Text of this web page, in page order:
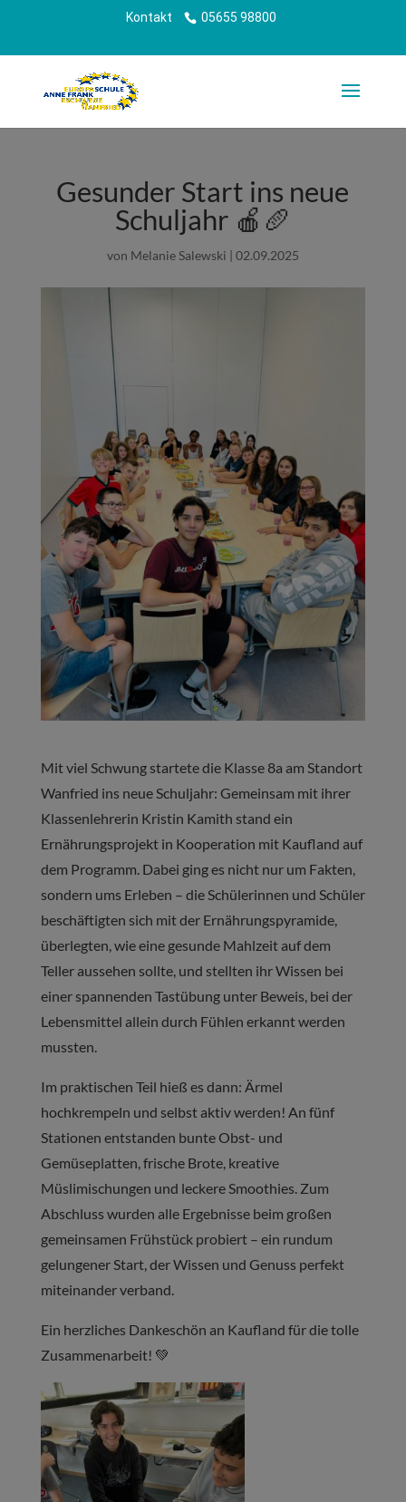
Kontakt 05655 98800
Gesunder Start ins neue
Schuljahr 🍎🥖
von Melanie Salewski | 02.09.2025
Mit viel Schwung startete die Klasse 8a am Standort
Wanfried ins neue Schuljahr: Gemeinsam mit ihrer
Klassenlehrerin Kristin Kamith stand ein
Ernährungsprojekt in Kooperation mit Kaufland auf
dem Programm. Dabei ging es nicht nur um Fakten,
sondern ums Erleben – die Schülerinnen und Schüler
beschäftigten sich mit der Ernährungspyramide,
überlegten, wie eine gesunde Mahlzeit auf dem
Teller aussehen sollte, und stellten ihr Wissen bei
einer spannenden Tastübung unter Beweis, bei der
Lebensmittel allein durch Fühlen erkannt werden
mussten.
Im praktischen Teil hieß es dann: Ärmel
hochkrempeln und selbst aktiv werden! An fünf
Stationen entstanden bunte Obst- und
Gemüseplatten, frische Brote, kreative
Müslimischungen und leckere Smoothies. Zum
Abschluss wurden alle Ergebnisse beim großen
gemeinsamen Frühstück probiert – ein rundum
gelungener Start, der Wissen und Genuss perfekt
miteinander verband.
Ein herzliches Dankeschön an Kaufland für die tolle
Zusammenarbeit! 💚